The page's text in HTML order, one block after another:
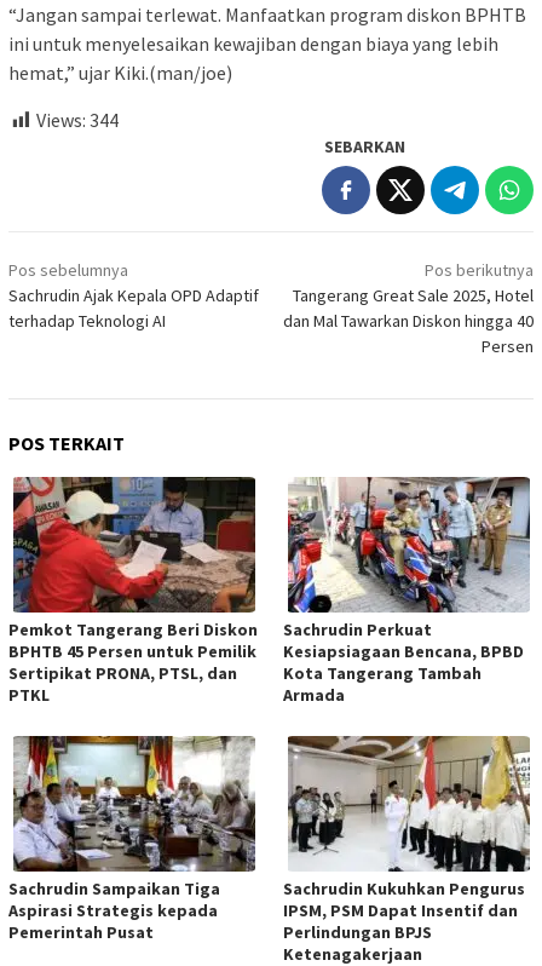
“Jangan sampai terlewat. Manfaatkan program diskon BPHTB
ini untuk menyelesaikan kewajiban dengan biaya yang lebih
hemat,” ujar Kiki.(man/joe)
Views: 344
SEBARKAN
Navigasi
pos
Pos sebelumnya
Sachrudin Ajak Kepala OPD Adaptif
terhadap Teknologi AI
Pos berikutnya
Tangerang Great Sale 2025, Hotel
dan Mal Tawarkan Diskon hingga 40
Persen
POS TERKAIT
Pemkot Tangerang Beri Diskon
BPHTB 45 Persen untuk Pemilik
Sertipikat PRONA, PTSL, dan
PTKL
Sachrudin Perkuat
Kesiapsiagaan Bencana, BPBD
Kota Tangerang Tambah
Armada
Sachrudin Sampaikan Tiga
Aspirasi Strategis kepada
Pemerintah Pusat
Sachrudin Kukuhkan Pengurus
IPSM, PSM Dapat Insentif dan
Perlindungan BPJS
Ketenagakerjaan